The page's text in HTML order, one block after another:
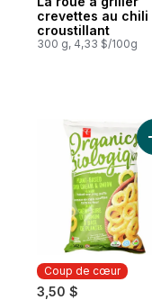
crevettes au chili
croustillant
300 g, 4,33 $/100g
Coup de cœur
3,50 $